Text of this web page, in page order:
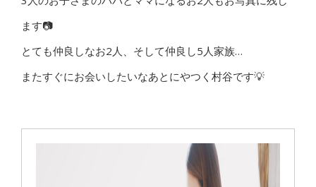
ます📷
とても仲良しなお2人、そして仲良し5人家族…
またすぐにお会いしたいなあとにやつく村谷です💡